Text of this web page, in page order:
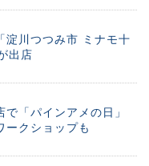
淀川つつみ市 ミナモ十
出店
「パインアメの日」
クショップも